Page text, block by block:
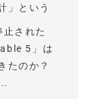
」という
された
5」は
たのか？